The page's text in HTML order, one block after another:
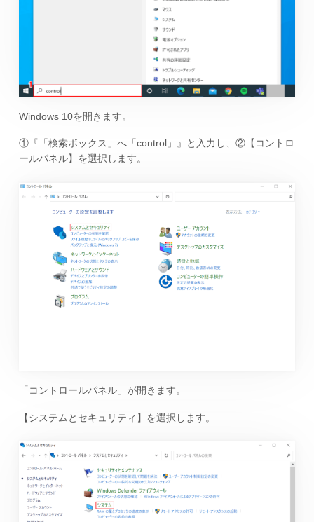
Windows 10を開きます。
①『「検索ボックス」へ「control」』と入力し、②【コントロ
ールパネル】を選択します。
「コントロールパネル」が開きます。
【システムとセキュリティ】を選択します。